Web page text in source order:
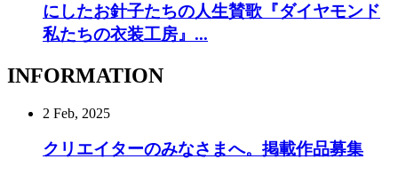
にしたお針子たちの人生賛歌『ダイヤモンド
私たちの衣装工房』...
INFORMATION
2 Feb, 2025
クリエイターのみなさまへ。掲載作品募集